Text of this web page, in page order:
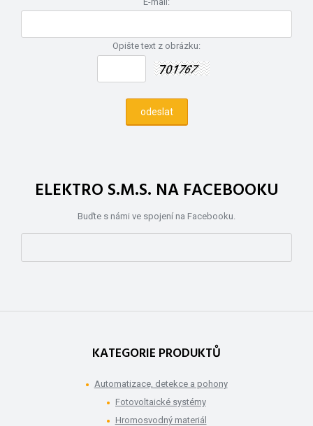
Opište text z obrázku:
ELEKTRO S.M.S. NA FACEBOOKU
Buďte s námi ve spojení na Facebooku.
KATEGORIE PRODUKTŮ
Automatizace, detekce a pohony
Fotovoltaické systémy
Hromosvodný materiál